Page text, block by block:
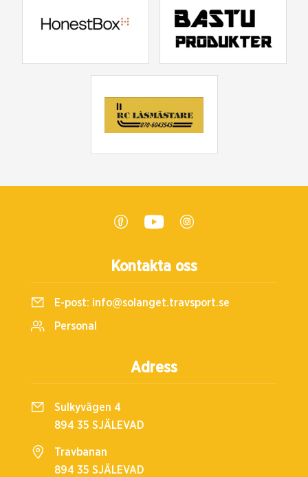
Kontakta oss
E-post: info@solanget.travsport.se
Personal
Adress
Sulkyvägen 4
894 35 SJÄLEVAD
Travbanan
894 35 SJÄLEVAD